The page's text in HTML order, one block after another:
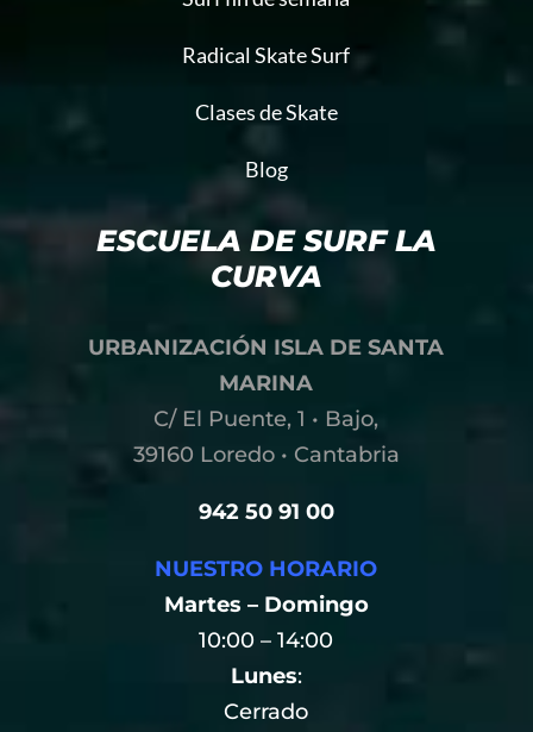
Radical Skate Surf
Clases de Skate
Blog
ESCUELA DE SURF LA
CURVA
URBANIZACIÓN ISLA DE SANTA
MARINA
C/ El Puente, 1 • Bajo,
39160 Loredo • Cantabria
942 50 91 00
NUESTRO HORARIO
Martes – Domingo
10:00 – 14:00
Lunes:
Cerrado